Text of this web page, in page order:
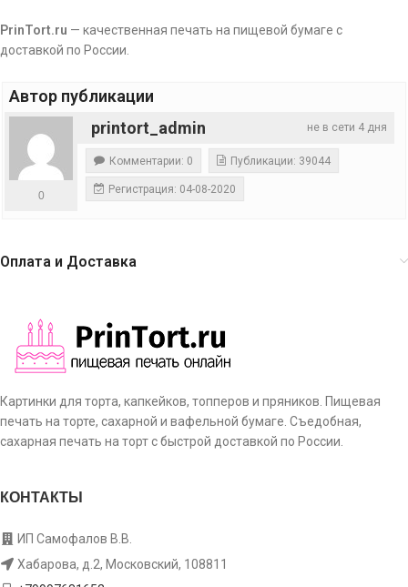
PrinTort.ru — качественная печать на пищевой бумаге с
доставкой по России.
Автор публикации
не в сети 4 дня
printort_admin
0
Комментарии: 0 Публикации: 39044
Регистрация: 04-08-2020
Оплата и Доставка
Картинки для торта, капкейков, топперов и пряников. Пищевая
печать на торте, сахарной и вафельной бумаге. Съедобная,
сахарная печать на торт с быстрой доставкой по России.
КОНТАКТЫ
ИП Самофалов В.В.
Хабарова, д.2, Московский, 108811